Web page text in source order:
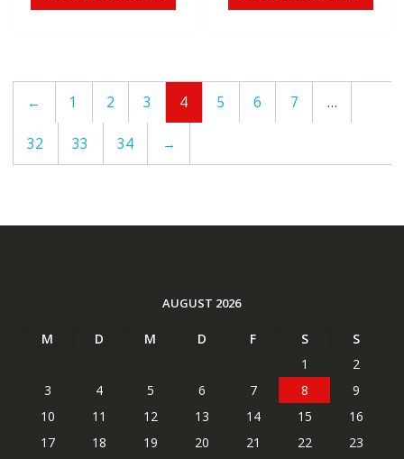
← 1 2 3 4 5 6 7 …
32 33 34 →
AUGUST 2026
M D M D F S
S
1
2
3
4 5 6 7 8
9
10
11 12 13 14 15
16
17
18 19 20 21 22
23